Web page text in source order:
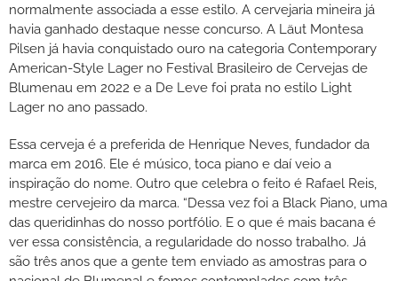
normalmente associada a esse estilo. A cervejaria mineira já
havia ganhado destaque nesse concurso. A Läut Montesa
Pilsen já havia conquistado ouro na categoria Contemporary
American-Style Lager no Festival Brasileiro de Cervejas de
Blumenau em 2022 e a De Leve foi prata no estilo Light
Lager no ano passado.
Essa cerveja é a preferida de Henrique Neves, fundador da
marca em 2016. Ele é músico, toca piano e daí veio a
inspiração do nome. Outro que celebra o feito é Rafael Reis,
mestre cervejeiro da marca. “Dessa vez foi a Black Piano, uma
das queridinhas do nosso portfólio. E o que é mais bacana é
ver essa consistência, a regularidade do nosso trabalho. Já
são três anos que a gente tem enviado as amostras para o